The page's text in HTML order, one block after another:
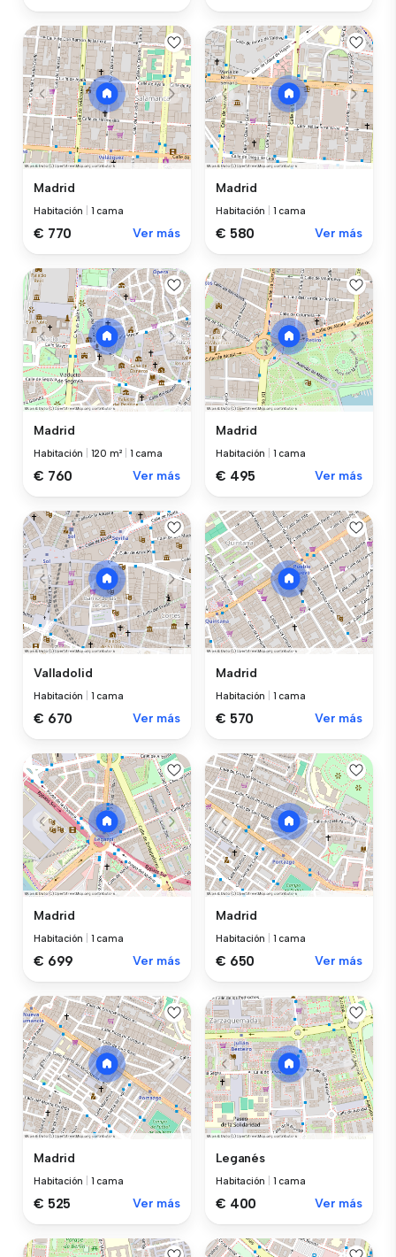
Madrid
Habitación 1 cama
€ 770 Ver más
Madrid
Habitación 1 cama
€ 580 Ver más
Madrid
Habitación 120 m² 1 cama
€ 760 Ver más
Madrid
Habitación 1 cama
€ 495 Ver más
Valladolid
Habitación 1 cama
€ 670 Ver más
Madrid
Habitación 1 cama
€ 570 Ver más
Madrid
Habitación 1 cama
€ 699 Ver más
Madrid
Habitación 1 cama
€ 650 Ver más
Madrid
Habitación 1 cama
€ 525 Ver más
Leganés
Habitación 1 cama
€ 400 Ver más